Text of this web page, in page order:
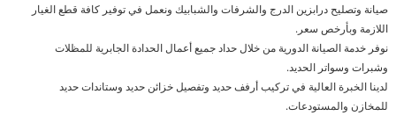
صيانة وتصليح درابزين الدرج والشرفات والشبابيك ونعمل في توفير كافة قطع الغيار
اللازمة وبأرخص سعر.
نوفر خدمة الصيانة الدورية من خلال حداد جميع أعمال الحدادة الجابرية للمظلات
وشبرات وسواتر الحديد.
لدينا الخبرة العالية في تركيب أرفف حديد وتفصيل خزائن حديد وستاندات حديد
للمخازن والمستودعات.